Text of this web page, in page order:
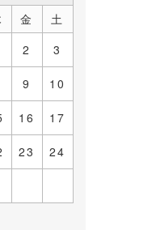
金
土
2 3
9 10
16 17
23 24